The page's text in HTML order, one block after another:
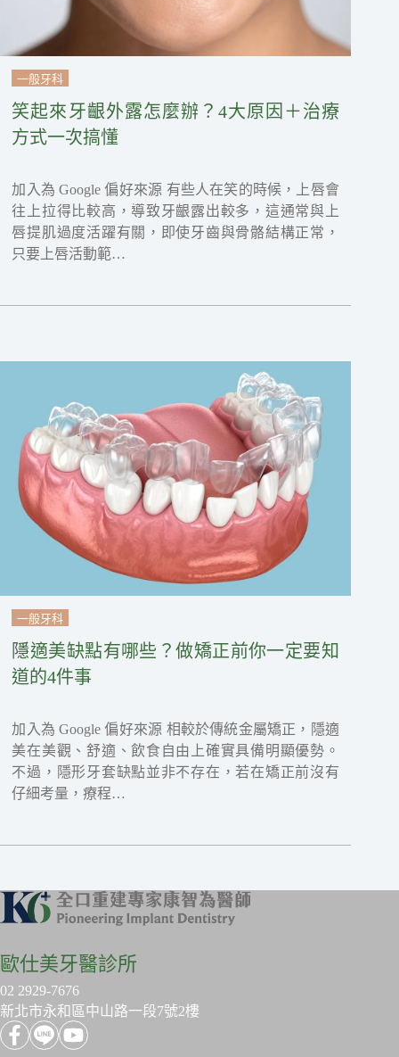
一般牙科
笑起來牙齦外露怎麼辦？4大原因＋治療
方式一次搞懂
加入為 Google 偏好來源 有些人在笑的時候，上唇會
往上拉得比較高，導致牙齦露出較多，這通常與上
唇提肌過度活躍有關，即使牙齒與骨骼結構正常，
只要上唇活動範…
一般牙科
隱適美缺點有哪些？做矯正前你一定要知
道的4件事
加入為 Google 偏好來源 相較於傳統金屬矯正，隱適
美在美觀、舒適、飲食自由上確實具備明顯優勢。
不過，隱形牙套缺點並非不存在，若在矯正前沒有
仔細考量，療程…
歐仕美牙醫診所
02 2929-7676
新北市永和區中山路一段7號2樓